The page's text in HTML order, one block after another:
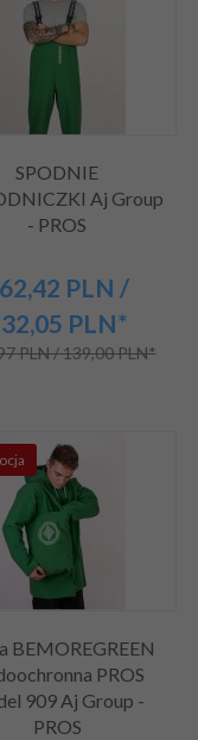
SPODNIE
Aj Group
- PROS
42 PLN /
PLN*
PLN / 139,00 PLN*
BEMOREGREEN
PROS
909 Aj Group -
PROS